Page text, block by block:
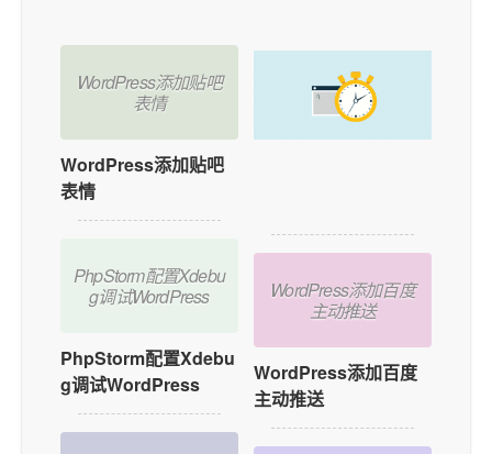
WordPress添加贴吧
表情
WordPress添加贴吧
表情
PhpStorm配置Xdebu
g调试WordPress
PhpStorm配置Xdebu
g调试WordPress
WordPress添加百度
主动推送
WordPress添加百度
主动推送